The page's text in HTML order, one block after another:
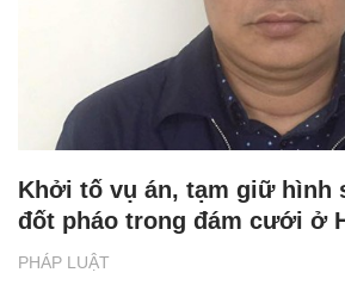
PHÁP LUẬT
Khởi tố vụ án, tạm giữ hình
đốt pháo trong đám cưới ở